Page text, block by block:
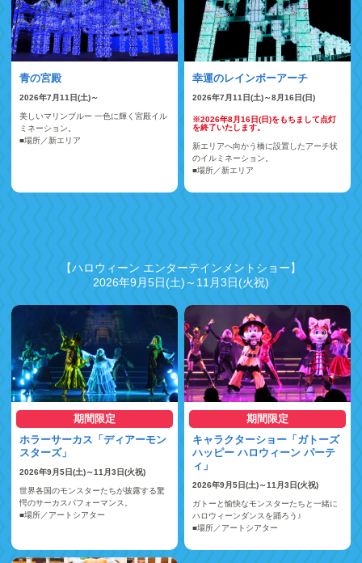
青の宮殿
2026年7月11日(土)～
美しいマリンブルー 一色に輝く宮殿イル
ミネーション。
■場所／新エリア
幸運のレインボーアーチ
2026年7月11日(土)～8月16日(日)
※2026年8月16日(日)をもちまして点灯
を終了いたします。
新エリアへ向かう橋に設置したアーチ状
のイルミネーション。
■場所／新エリア
【ハロウィーン エンターテインメントショー】
2026年9月5日(土)～11月3日(火祝)
期間限定
ホラーサーカス「ディアーモン
スターズ」
2026年9月5日(土)～11月3日(火祝)
世界各国のモンスターたちが披露する驚
愕のサーカスパフォーマンス。
■場所／アートシアター
期間限定
キャラクターショー「ガトーズ
ハッピー ハロウィーン パーテ
ィ」
2026年9月5日(土)～11月3日(火祝)
ガトーと愉快なモンスターたちと一緒に
ハロウィーンダンスを踊ろう♪
■場所／アートシアター